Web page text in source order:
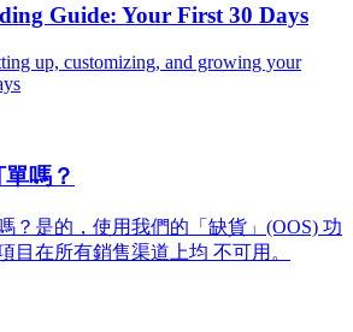
Guide: Your First 30 Days
up, customizing, and growing your
嗎？
？是的，使用我們的「缺貨」(OOS) 功
目在所有銷售渠道上均 不可用。